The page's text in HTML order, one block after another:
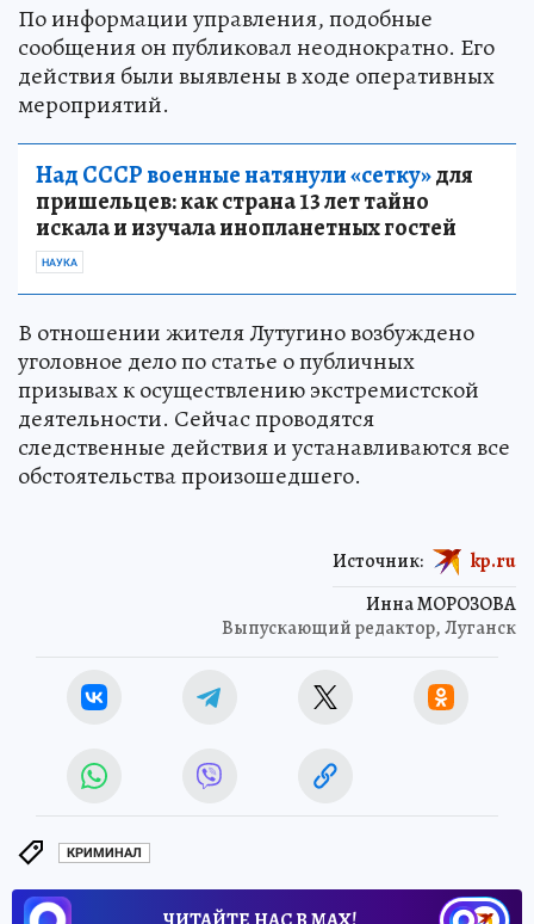
По информации управления, подобные
сообщения он публиковал неоднократно. Его
действия были выявлены в ходе оперативных
мероприятий.
Над СССР военные натянули «сетку»для
пришельцев: как страна 13 лет тайно
искала и изучала инопланетных гостей
НАУКА
В отношении жителя Лутугино возбуждено
уголовное дело по статье о публичных
призывах к осуществлению экстремистской
деятельности. Сейчас проводятся
следственные действия и устанавливаются все
обстоятельства произошедшего.
Инна МОРОЗОВА
Выпускающий редактор, Луганск
Источник: kp.ru
КРИМИНАЛ